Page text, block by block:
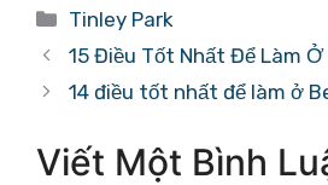
Danh
mục
Tinley Park
15 Điều Tốt Nhất Để Làm Ở
14 điều tốt nhất để làm ở
Viết Một Bình